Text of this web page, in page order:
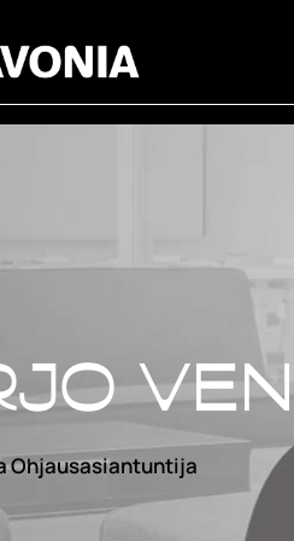
Ohjausasiantuntija